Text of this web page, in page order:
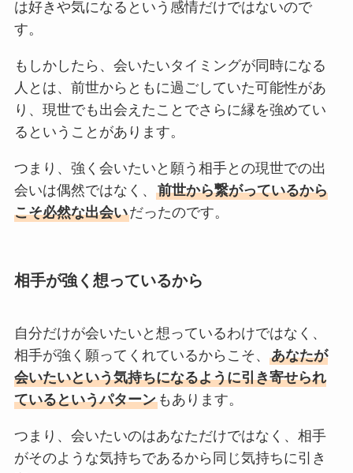
は好きや気になるという感情だけではないので
す。
もしかしたら、会いたいタイミングが同時になる
人とは、前世からともに過ごしていた可能性があ
り、現世でも出会えたことでさらに縁を強めてい
るということがあります。
つまり、強く会いたいと願う相手との現世での出
会いは偶然ではなく、 前世から繋がっているから
こそ必然な出会いだったのです。
相手が強く想っているから
自分だけが会いたいと想っているわけではなく、
相手が強く願ってくれているからこそ、 あなたが
会いたいという気持ちになるように引き寄せられ
ているというパターンもあります。
つまり、会いたいのはあなただけではなく、相手
がそのような気持ちであるから同じ気持ちに引き